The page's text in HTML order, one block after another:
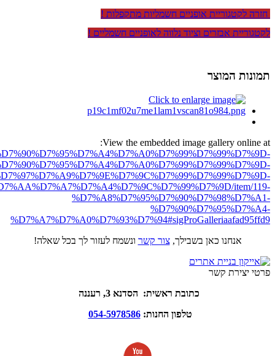
חזרה לקטגוריית אופניים חשמליות מתקפלות !
לקטגוריית אבזרים וציוד נלווה לאופניים חשמליים !
תמונות המוצר
View the embedded image gallery online at:
item/119-
%D7%A8%D7%95%D7%90%D7%98%D7%A1-
%D7%90%D7%95%D7%A4-
%D7%A7%D7%A0%D7%93%D7%94#sigProGalleriaafad95ffd9
אנחנו כאן בשבילך,צור קשר ונשמח לעזור לך בכל שאלה!
פרטי יצירת קשר
כתובת ראשית: הסדנא 3, רעננה
טלפון החנות:054-5978586